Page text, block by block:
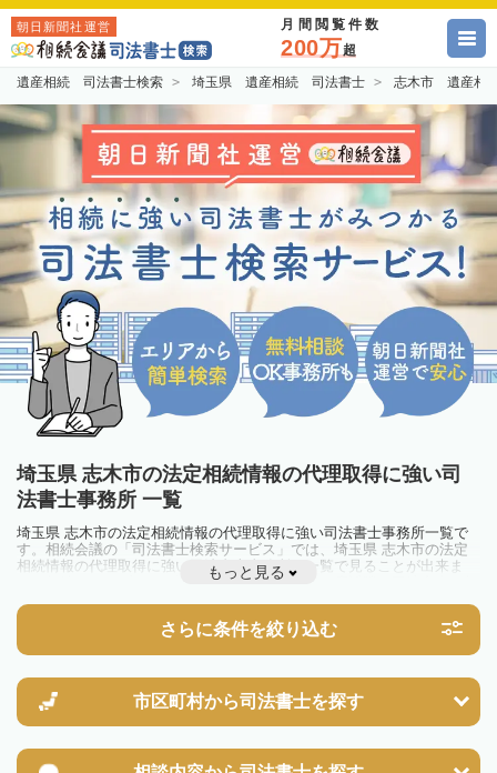
朝日新聞社運営 月間閲覧件数
200万超
遺産相続 司法書士検索 埼玉県 遺産相続 司法書士 志木市 遺産相
埼玉県 志木市の法定相続情報の代理取得に強い司
法書士事務所 一覧
埼玉県 志木市の法定相続情報の代理取得に強い司法書士事務所一覧で
す。相続会議の「司法書士検索サービス」では、埼玉県 志木市の法定
相続情報の代理取得に強い司法書士事務所を一覧で見ることが出来ま
す。相続のトラブルやお悩みを抱えている方は一度近隣の司法書士に相
もっと見る
さらに条件を絞り込む
市区町村から司法書士を探す